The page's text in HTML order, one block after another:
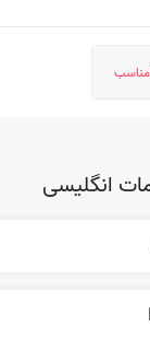
انگلیسی